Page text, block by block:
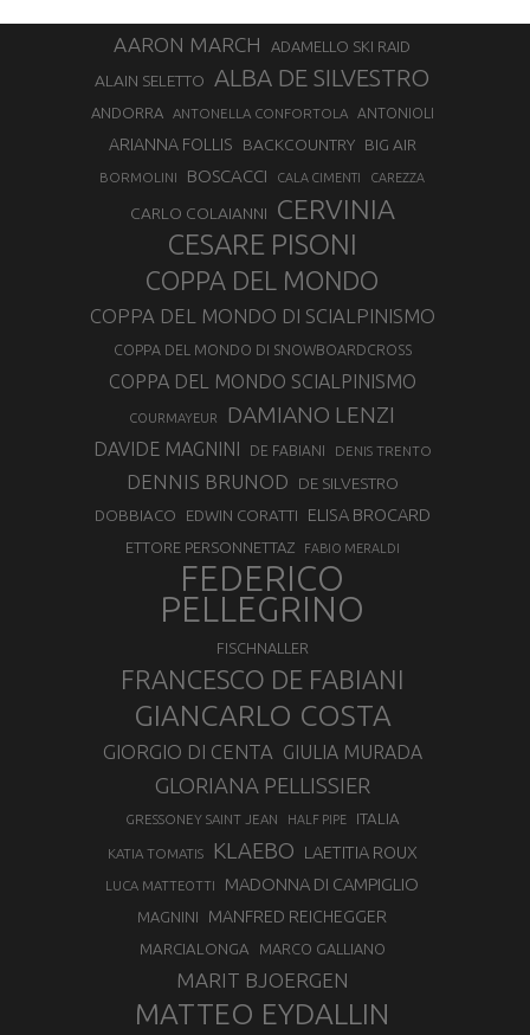
AARON MARCH ADAMELLO SKI RAID
ALAIN SELETTO ALBA DE SILVESTRO
ANDORRA ANTONELLA CONFORTOLA ANTONIOLI
ARIANNA FOLLIS BACKCOUNTRY BIG AIR
BORMOLINI BOSCACCI CALA CIMENTI CAREZZA
CARLO COLAIANNI CERVINIA
CESARE PISONI
COPPA DEL MONDO
COPPA DEL MONDO DI SCIALPINISMO
COPPA DEL MONDO DI SNOWBOARDCROSS
COPPA DEL MONDO SCIALPINISMO
COURMAYEUR DAMIANO LENZI
DAVIDE MAGNINI DE FABIANI DENIS TRENTO
DENNIS BRUNOD DE SILVESTRO
DOBBIACO EDWIN CORATTI ELISA BROCARD
ETTORE PERSONNETTAZ FABIO MERALDI
FEDERICO
PELLEGRINO
FISCHNALLER
FRANCESCO DE FABIANI
GIANCARLO COSTA
GIORGIO DI CENTA GIULIA MURADA
GLORIANA PELLISSIER
GRESSONEY SAINT JEAN HALF PIPE ITALIA
KATIA TOMATIS KLAEBO LAETITIA ROUX
LUCA MATTEOTTI MADONNA DI CAMPIGLIO
MAGNINI MANFRED REICHEGGER
MARCIALONGA MARCO GALLIANO
MARIT BJOERGEN
MATTEO EYDALLIN